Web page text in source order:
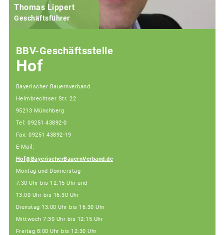
Thomas Lippert
Geschäftsführer
BBV-Geschäftsstelle
Hof
Bayerischer Bauernverband
Helmbrechtser Str. 22
95213 Münchberg
Tel: 09251 43892-0
Fax: 09251 43892-19
E-Mail:
Hof@BayerischerBauernVerband.de
Montag und Donnerstag
7:30 Uhr bis 12:15 Uhr und
13:00 Uhr bis 16:30 Uhr
Dienstag 13:00 Uhr bis 16:30 Uhr
Mittwoch 7:30 Uhr bis 12:15 Uhr
Freitag 8:00 Uhr bis 12:30 Uhr